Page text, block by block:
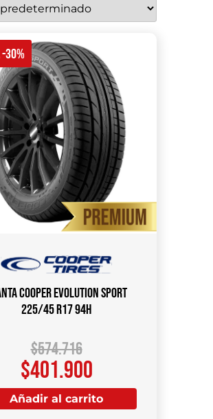
-30%
COOPER Evolution Sport
225/45 R17 94H
$574.716
$401.900
Añadir al carrito